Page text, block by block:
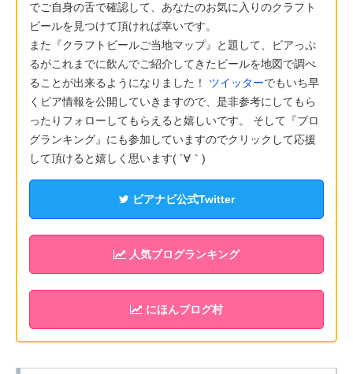
でご自身の舌で確認して、あなたのお気に入りのクラフト
ビールを見つけて頂ければ幸いです。
また『クラフトビールご当地マップ』と題して、ビアっぷ
るがこれまでに飲んでご紹介してきたビールを地図で調べ
ることが出来るようになりました！ ツイッターでもいち早
くビア情報を公開していきますので、是非参考にしてもら
ったりフォローしてもらえると嬉しいです。 そして『ブロ
グランキング』にも参加していますのでクリックして応援
して頂けると嬉しく思います( ´∀｀)
ビアナビ公式Twitter
人気ブログランキング
にほんブログ村